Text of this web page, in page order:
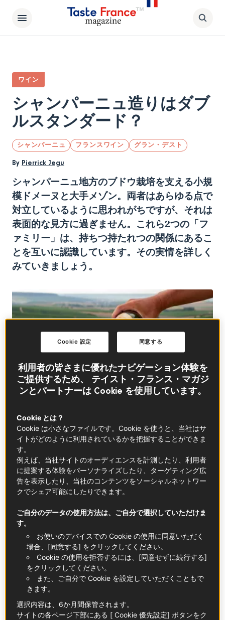
ワイン
シャンパーニュ造りはダブ
ルスタンダード？
シャンパーニュ フランスワイン グラン・デスト
By Pierrick Jegu
シャンパーニュ地方のブドウ栽培を支える小規
模ドメーヌと大手メゾン。両者はあらゆる点で
対立しているように思われがちですが、それは
表面的な見方に過ぎません。これら2つの「フ
ァミリー」は、持ちつ持たれつの関係にあるこ
とを互いに認識しています。その実情を詳しく
みていきましょう。
© ©GettyImages_barmalini
この記事の中に
シャンパーニュ
詳しく知る
わずか数千本の自家製シャンパーニュを造るために猫
の額ほどの畑を汗水垂らして耕す「小規模」ブドウ園
と、毎年何百万本というシャンパーニュを世界中に流
通させる大手メゾン――両者に共通点などあるのでしょ
利用者の皆さまに優れたナビゲーション体験を
ご提供するため、 テイスト・フランス・マガジ
ンとパートナーは Cookie を使用しています。
Cookie とは？
Cookie は小さなファイルです。Cookie を使うと、当社はサ
イトがどのように利用されているかを把握することができま
す。
例えば、当社サイトのオーディエンスを計測したり、利用者
に提案する体験をパーソナライズしたり、ターゲティング広
告を表示したり、当社のコンテンツをソーシャルネットワー
クでシェア可能にしたりできます。
ご自分のデータの使用方法は、ご自分で選択していただけま
す。
お使いのデバイスでの Cookie の使用に同意いただく
場合、[同意する] をクリックしてください。
Cookie の使用を拒否するには、[同意せずに続行する]
をクリックしてください。
また、ご自分で Cookie を設定していただくこともで
きます。
選択内容は、6か月間保管されます。
サイトの各ページ下部にある [ Cookie 優先設定] ボタンをク
同意する
Cookie 設定